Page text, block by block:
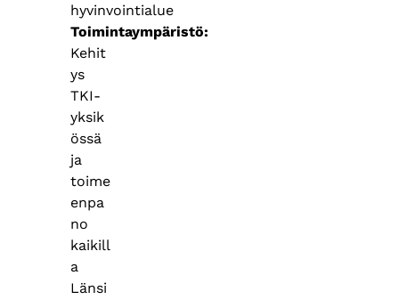
hyvinvointialue
Toimintaympäristö
Kehit
ys
TKI-
yksik
össä
ja
toime
enpa
no
kaikill
a
Länsi